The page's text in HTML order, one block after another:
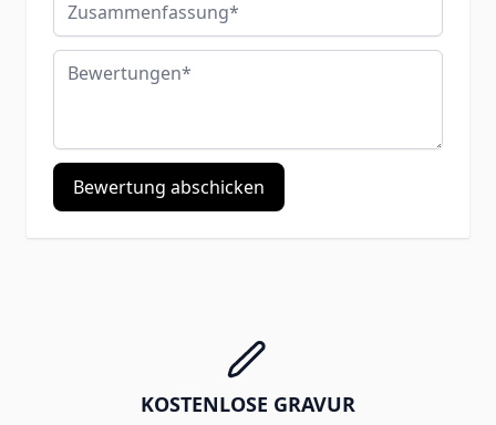
Bewertungen
Bewertung abschicken
KOSTENLOSE GRAVUR